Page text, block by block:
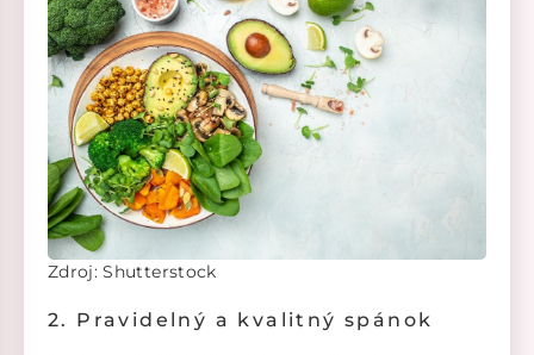
Zdroj: Shutterstock
2. Pravidelný a kvalitný spánok